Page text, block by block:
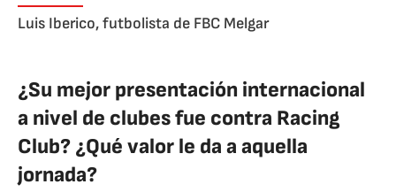
Luis Iberico, futbolista de FBC Melgar
¿Su mejor presentación internacional
a nivel de clubes fue contra Racing
Club? ¿Qué valor le da a aquella
jornada?